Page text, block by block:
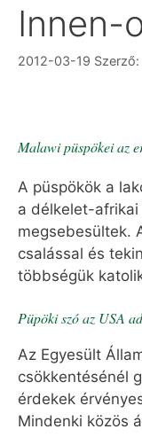
Innen-
2012-03-19 Szerző:
Malawi püspökei az
A püspökök a
a délkelet-
megsebesültek.
csalással és
többségük
Püpöki szó az USA
Az Egyesült
csökkentésénél
érdekek
Mindenki közös